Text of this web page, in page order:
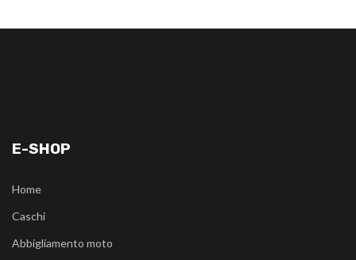
E-SHOP
Home
Caschi
Abbigliamento moto